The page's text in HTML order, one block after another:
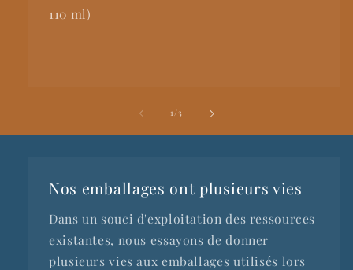
110 ml)
1/de
3
Nos emballages ont plusieurs vies
Dans un souci d'exploitation des ressources
existantes, nous essayons de donner
plusieurs vies aux emballages utilisés lors